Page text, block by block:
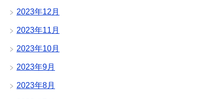
2023年12月
2023年11月
2023年10月
2023年9月
2023年8月